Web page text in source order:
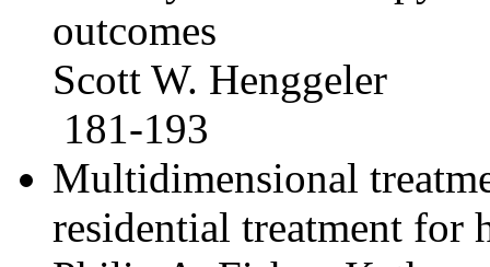
outcomes
Scott W. Henggeler
181-193
Multidimensional
residential treatment for